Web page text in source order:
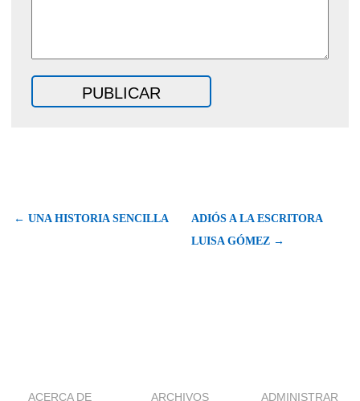
← UNA HISTORIA SENCILLA
ADIÓS A LA ESCRITORA
LUISA GÓMEZ →
ACERCA DE ARCHIVOS ADMINISTRAR